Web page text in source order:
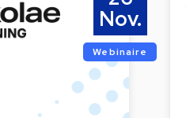
Nov.
Webinaire